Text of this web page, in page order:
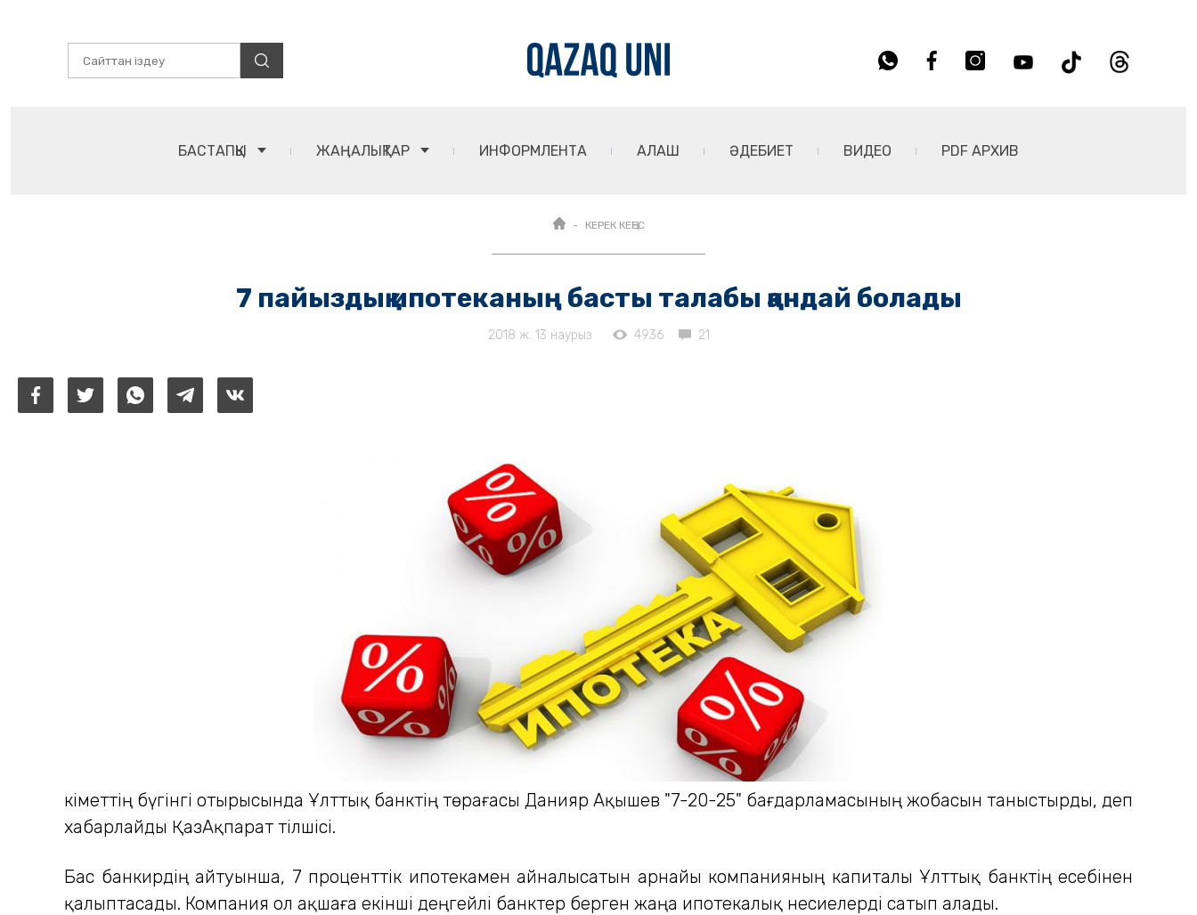
БАСТАПҚЫ ЖАҢАЛЫҚТАР ИНФОРМЛЕНТА АЛАШ ӘДЕБИЕТ ВИДЕО PDF АРХИВ
КЕРЕК КЕҢЕС
7 пайыздық ипотеканың басты талабы қандай болады
2018 ж. 13 наурыз 4936 21
Үкіметтің бүгінгі отырысында Ұлттық банктің төрағасы Данияр Ақышев "7-20-25" бағдарламасының жобасын таныстырды, деп
хабарлайды ҚазАқпарат тілшісі.
Бас банкирдің айтуынша, 7 проценттік ипотекамен айналысатын арнайы компанияның капиталы Ұлттық банктің есебінен
қалыптасады. Компания ол ақшаға екінші деңгейлі банктер берген жаңа ипотекалық несиелерді сатып алады.